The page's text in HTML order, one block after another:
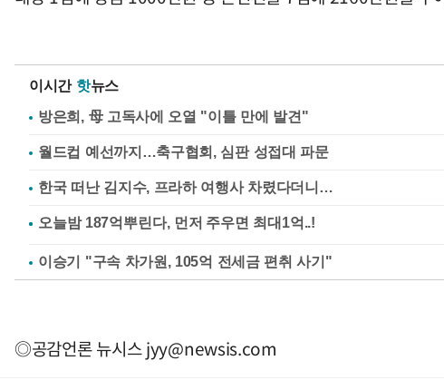
이시간 핫뉴스
방은희, 母 고독사에 오열 "이틀 만에 발견"
월드컵 예선까지…축구협회, 심판 성접대 파문
한국 떠난 김지수, 프라하 여행사 차렸다더니…
이승기 "구속 차가원, 105억 전세금 편취 사기"
◎공감언론 뉴시스jyy@newsis.com